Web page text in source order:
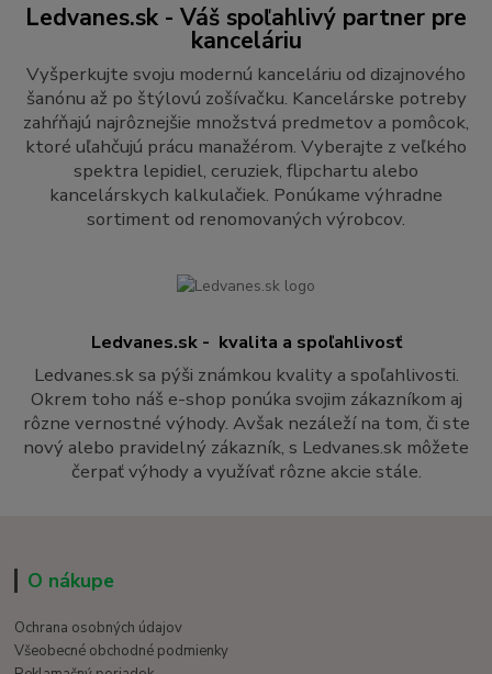
Ledvanes.sk - Váš spoľahlivý partner pre
kanceláriu
Vyšperkujte svoju modernú kanceláriu od dizajnového
šanónu až po štýlovú zošívačku. Kancelárske potreby
zahŕňajú najrôznejšie množstvá predmetov a pomôcok,
ktoré uľahčujú prácu manažérom. Vyberajte z veľkého
spektra lepidiel, ceruziek, flipchartu alebo
kancelárskych kalkulačiek. Ponúkame výhradne
sortiment od renomovaných výrobcov.
Ledvanes.sk - kvalita a spoľahlivosť
Ledvanes.sk sa pýši známkou kvality a spoľahlivosti.
Okrem toho náš e-shop ponúka svojim zákazníkom aj
rôzne vernostné výhody. Avšak nezáleží na tom, či ste
nový alebo pravidelný zákazník, s Ledvanes.sk môžete
čerpať výhody a využívať rôzne akcie stále.
O nákupe
Ochrana osobných údajov
Všeobecné obchodné podmienky